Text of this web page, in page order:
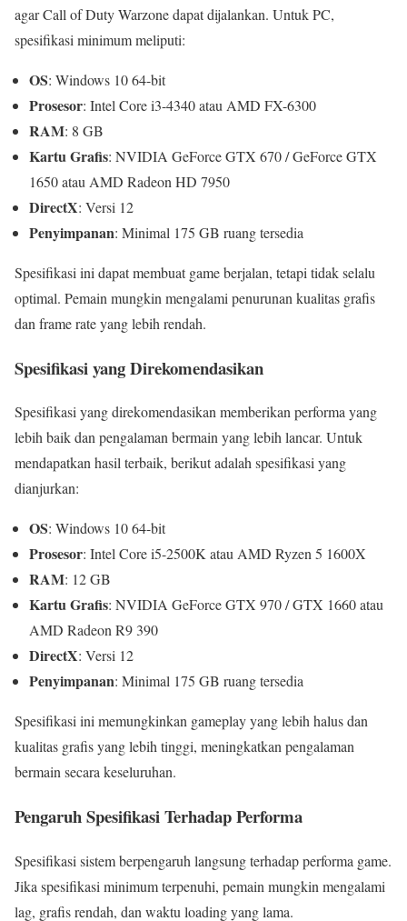
agar Call of Duty Warzone dapat dijalankan. Untuk PC,
spesifikasi minimum meliputi:
OS: Windows 10 64-bit
Prosesor: Intel Core i3-4340 atau AMD FX-6300
RAM: 8 GB
Kartu Grafis: NVIDIA GeForce GTX 670 / GeForce GTX
1650 atau AMD Radeon HD 7950
DirectX: Versi 12
Penyimpanan: Minimal 175 GB ruang tersedia
Spesifikasi ini dapat membuat game berjalan, tetapi tidak selalu
optimal. Pemain mungkin mengalami penurunan kualitas grafis
dan frame rate yang lebih rendah.
Spesifikasi yang Direkomendasikan
Spesifikasi yang direkomendasikan memberikan performa yang
lebih baik dan pengalaman bermain yang lebih lancar. Untuk
mendapatkan hasil terbaik, berikut adalah spesifikasi yang
dianjurkan:
OS: Windows 10 64-bit
Prosesor: Intel Core i5-2500K atau AMD Ryzen 5 1600X
RAM: 12 GB
Kartu Grafis: NVIDIA GeForce GTX 970 / GTX 1660 atau
AMD Radeon R9 390
DirectX: Versi 12
Penyimpanan: Minimal 175 GB ruang tersedia
Spesifikasi ini memungkinkan gameplay yang lebih halus dan
kualitas grafis yang lebih tinggi, meningkatkan pengalaman
bermain secara keseluruhan.
Pengaruh Spesifikasi Terhadap Performa
Spesifikasi sistem berpengaruh langsung terhadap performa game.
Jika spesifikasi minimum terpenuhi, pemain mungkin mengalami
lag, grafis rendah, dan waktu loading yang lama.